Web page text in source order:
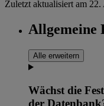
Zuletzt aktualisiert am 22.
Allgemeine
Alle erweitern
Wächst die
der